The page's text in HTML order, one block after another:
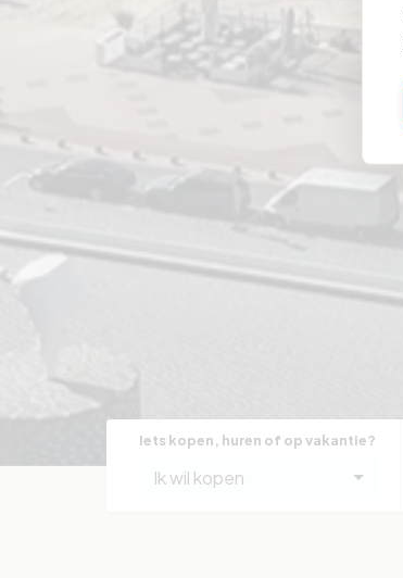
Iets kopen, huren of op vakantie?
Ik wil kopen